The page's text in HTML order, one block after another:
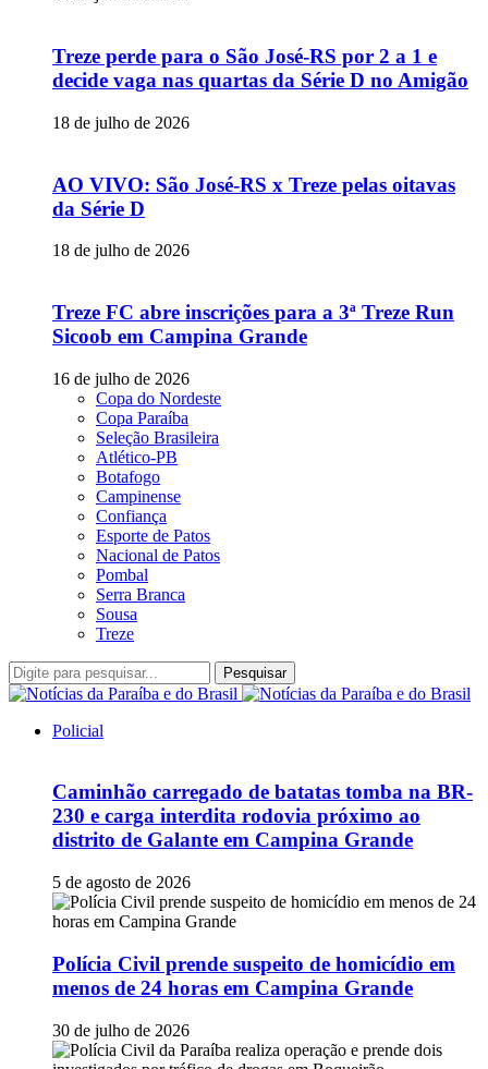
Treze perde para o São José-RS por 2 a 1 e
decide vaga nas quartas da Série D no Amigão
18 de julho de 2026
AO VIVO: São José-RS x Treze pelas oitavas
da Série D
18 de julho de 2026
Treze FC abre inscrições para a 3ª Treze Run
Sicoob em Campina Grande
16 de julho de 2026
Copa do Nordeste
Copa Paraíba
Seleção Brasileira
Atlético-PB
Botafogo
Campinense
Confiança
Esporte de Patos
Nacional de Patos
Pombal
Serra Branca
Sousa
Treze
Pesquisar
Policial
Caminhão carregado de batatas tomba na BR-
230 e carga interdita rodovia próximo ao
distrito de Galante em Campina Grande
5 de agosto de 2026
Polícia Civil prende suspeito de homicídio em
menos de 24 horas em Campina Grande
30 de julho de 2026